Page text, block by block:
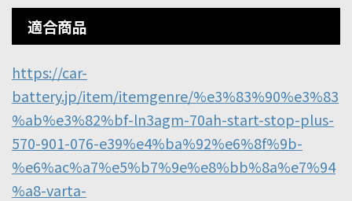
適合商品
https://car-
battery.jp/item/itemgenre/%e3%83%90%e3%83
%ab%e3%82%bf-ln3agm-70ah-start-stop-plus-
570-901-076-e39%e4%ba%92%e6%8f%9b-
%e6%ac%a7%e5%b7%9e%e8%bb%8a%e7%94
%a8-varta-